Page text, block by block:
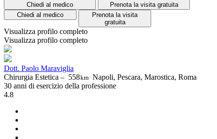
Chiedi al medico
Prenota la visita gratuita
Chiedi al medico
Prenota la visita
gratuita
Visualizza profilo completo
Visualizza profilo completo
Dott. Paolo Maraviglia
Chirurgia Estetica – 558km Napoli, Pescara, Marostica, Roma
30 anni di esercizio della professione
4.8